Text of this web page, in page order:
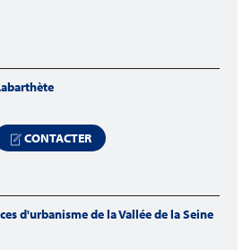
CONTACTER
d'urbanisme de la Vallée de la Seine